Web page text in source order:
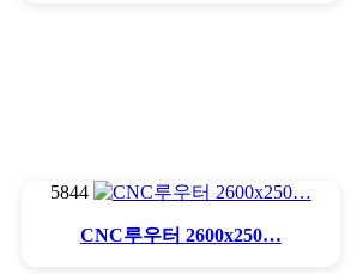
5844
CNC루우터 2600x250…